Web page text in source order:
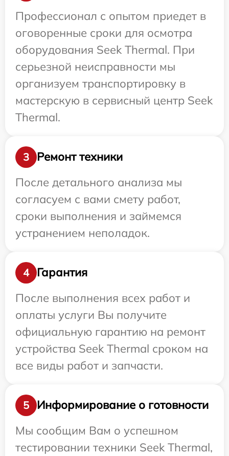
Профессионал с опытом приедет в
оговоренные сроки для осмотра
оборудования Seek Thermal. При
серьезной неисправности мы
организуем транспортировку в
мастерскую в сервисный центр Seek
Thermal.
3
Ремонт техники
После детального анализа мы
согласуем с вами смету работ,
сроки выполнения и займемся
устранением неполадок.
4
Гарантия
После выполнения всех работ и
оплаты услуги Вы получите
официальную гарантию на ремонт
устройства Seek Thermal сроком на
все виды работ и запчасти.
5
Информирование о готовности
Мы сообщим Вам о успешном
тестировании техники Seek Thermal,